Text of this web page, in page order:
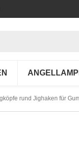
rund Jighaken für